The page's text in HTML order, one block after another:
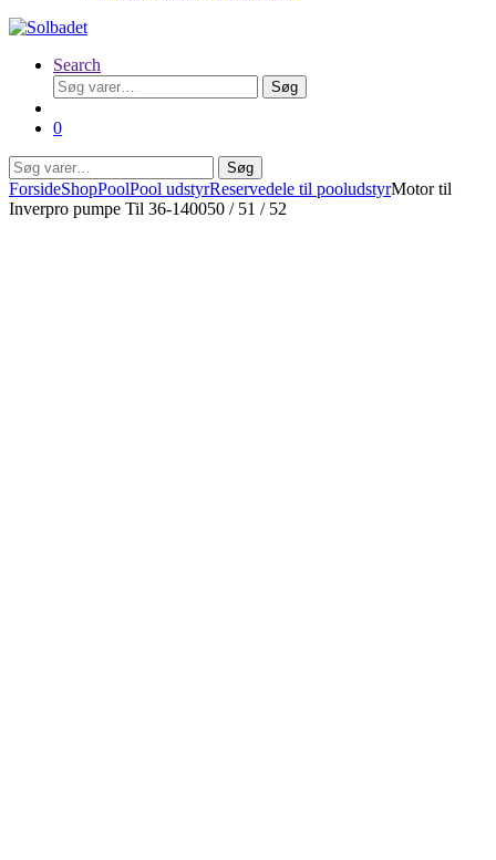
Search
Søg
efter:
Søg
0
Søg
efter:
Søg
ForsideShopPoolPool udstyrReservedele til pooludstyrMotor til
Inverpro pumpe Til 36-140050 / 51 / 52